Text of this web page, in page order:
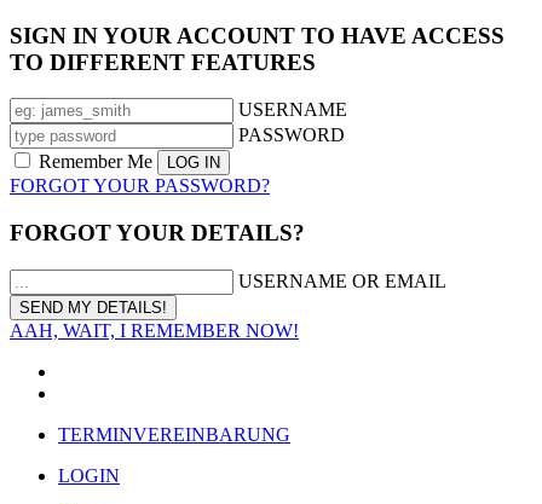
SIGN IN YOUR ACCOUNT TO HAVE ACCESS
TO DIFFERENT FEATURES
USERNAME
PASSWORD
Remember Me
FORGOT YOUR PASSWORD?
FORGOT YOUR DETAILS?
USERNAME OR EMAIL
AAH, WAIT, I REMEMBER NOW!
TERMINVEREINBARUNG
LOGIN